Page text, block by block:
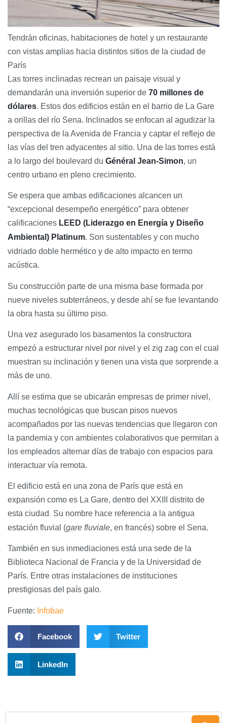
Tendrán oficinas, habitaciones de hotel y un restaurante
con vistas amplias hacia distintos sitios de la ciudad de
París
Las torres inclinadas recrean un paisaje visual y
demandarán una inversión superior de 70 millones de
dólares. Estos dos edificios están en el barrio de La Gare
a orillas del río Sena. Inclinados se enfocan al agudizar la
perspectiva de la Avenida de Francia y captar el reflejo de
las vías del tren adyacentes al sitio. Una de las torres está
a lo largo del boulevard du Général Jean-Simon, un
centro urbano en pleno crecimiento.
Se espera que ambas edificaciones alcancen un
“excepcional desempeño energético” para obtener
calificaciones LEED (Liderazgo en Energía y Diseño
Ambiental) Platinum. Son sustentables y con mucho
vidriado doble hermético y de alto impacto en termo
acústica.
Su construcción parte de una misma base formada por
nueve niveles subterráneos, y desde ahí se fue levantando
la obra hasta su último piso.
Una vez asegurado los basamentos la constructora
empezó a estructurar nivel por nivel y el zig zag con el cual
muestran su inclinación y tienen una vista que sorprende a
más de uno.
Allí se estima que se ubicarán empresas de primer nivel,
muchas tecnológicas que buscan pisos nuevos
acompañados por las nuevas tendencias que llegaron con
la pandemia y con ambientes colaborativos que permitan a
los empleados alternar días de trabajo con espacios para
interactuar vía remota.
El edificio está en una zona de París que está en
expansión como es La Gare, dentro del XXIII distrito de
esta ciudad. Su nombre hace referencia a la antigua
estación fluvial (gare fluviale, en francés) sobre el Sena.
También en sus inmediaciones está una sede de la
Biblioteca Nacional de Francia y de la Universidad de
París. Entre otras instalaciones de instituciones
prestigiosas del país galo.
Fuente: Infobae
Facebook Twitter
LinkedIn